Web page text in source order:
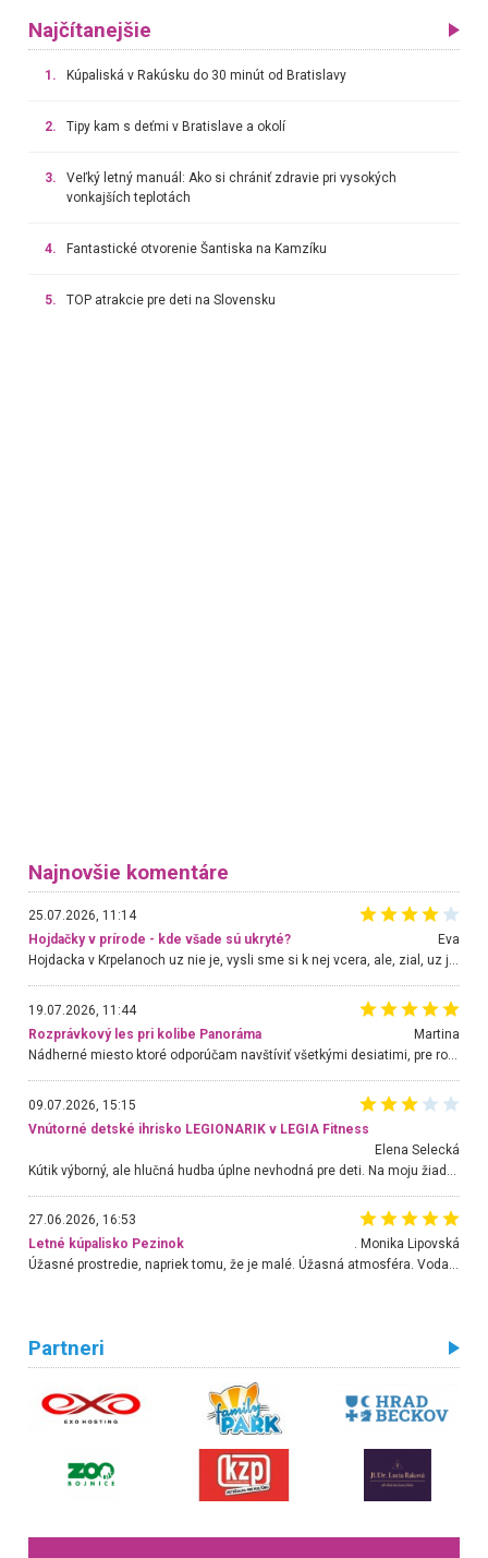
Najčítanejšie
1. Kúpaliská v Rakúsku do 30 minút od Bratislavy
2. Tipy kam s deťmi v Bratislave a okolí
3.
Veľký letný manuál: Ako si chrániť zdravie pri vysokých
vonkajších teplotách
4. Fantastické otvorenie Šantiska na Kamzíku
5. TOP atrakcie pre deti na Slovensku
Najnovšie komentáre
25.07.2026, 11:14
Hojdačky v prírode - kde všade sú ukryté?
Eva
Hojdacka v Krpelanoch uz nie je, vysli sme si k nej vcera, ale, zial, uz je znicena. Ak sem planujete cestu len kvoli hojdacke, mozete si ju usetrit. Krasny vyhlad je tu vsak aj bez hojdacky :-)
19.07.2026, 11:44
Rozprávkový les pri kolibe Panoráma
Martina
Nádherné miesto ktoré odporúčam navštíviť všetkými desiatimi, pre rodiny s deťmi, dôchodcom... Proste a jednoducho ozaj rozprávkový les.. určite ešte prídeme. Odniesli sme si na pamiatku krásne tričká,
09.07.2026, 15:15
Vnútorné detské ihrisko LEGIONARIK v LEGIA Fitness
Elena Selecká
27.06.2026, 16:53
Letné kúpalisko Pezinok
. Monika Lipovská
Úžasné prostredie, napriek tomu, že je malé. Úžasná atmosféra. Voda fantastická a nádherná. Ľudí je pomerne veľa, ale su mili a ohľaduplní. Je veľmi zaujímavé sledovať, ako dokážu spolu športovať cudzí ľudia a bez ohľadu na vek. Vládne tu pohoda. Vnuka neviem dostať z vody. Ďakujem za krásny deň . Urcite sa sem vrátim. Jediný problém je s parkovaním, ale aj ten sa mi podarilo vyriešiť. Monika Bratislava
Partneri